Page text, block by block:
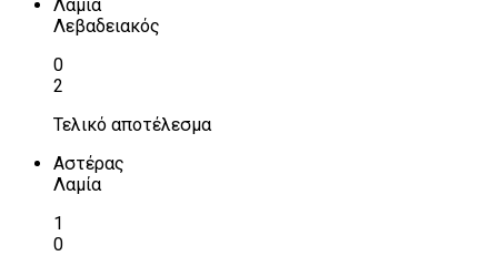
Λαμία
Λεβαδειακός
0
2
Τελικό αποτέλεσμα
Αστέρας
Λαμία
1
0